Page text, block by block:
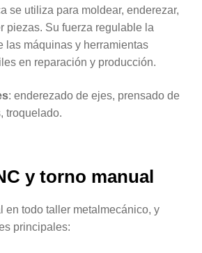
se utiliza para moldear, enderezar,
piezas. Su fuerza regulable la
las máquinas y herramientas
en reparación y producción.
: enderezado de ejes, prensado de
troquelado.
y torno manual
en todo taller metalmecánico, y
principales: